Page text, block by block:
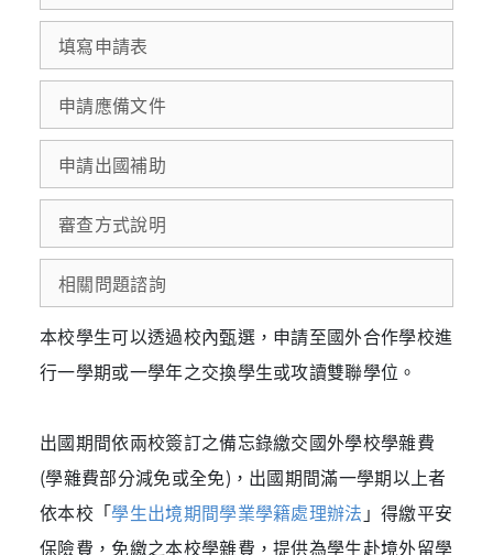
填寫申請表
申請應備文件
申請出國補助
審查方式說明
相關問題諮詢
本校學生可以透過校內甄選，申請至國外合作學校進
行一學期或一學年之交換學生或攻讀雙聯學位。
出國期間依兩校簽訂之備忘錄繳交國外學校學雜費
(學雜費部分減免或全免)，出國期間滿一學期以上者
依本校「學生出境期間學業學籍處理辦法 」得繳平安
保險費，免繳之本校學雜費，提供為學生赴境外留學